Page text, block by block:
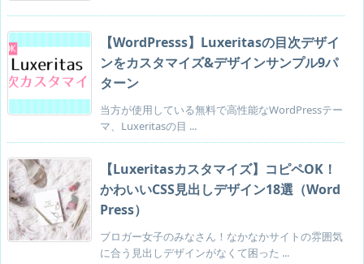
【WordPresss】Luxeritasの目次デザイ
ンをカスタマイズ&デザインサンプル9パ
ターン
当方が使用している無料で高性能なWordPressテー
マ、Luxeritasの目 ...
【Luxeritasカスタマイズ】コピペOK！
かわいいCSS見出しデザイン18選（Word
Press）
ブロガー女子のみなさん！なかなかサイトの雰囲気
に合う見出しデザインがなくて困った ...